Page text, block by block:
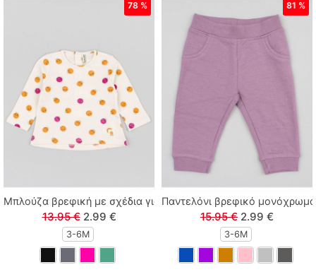
Μπλούζα βρεφική με σχέδια για κορίτσι φούξια
13.95 € 2.99 €
3-6M
78 %
Παντελόνι βρεφικό
15.95 € 2.99 €
3-6M
81 %